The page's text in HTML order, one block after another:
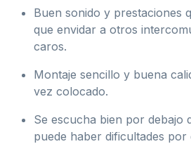
Buen sonido y prestaciones
que envidar a otros
caros.
Montaje sencillo y buena
vez colocado.
Se escucha bien por debajo
puede haber dificultades por